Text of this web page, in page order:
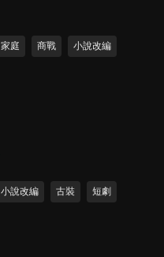
家庭 商戰 小說改編
小說改編 古裝 短劇